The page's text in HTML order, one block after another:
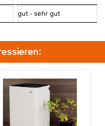
gut - sehr gut